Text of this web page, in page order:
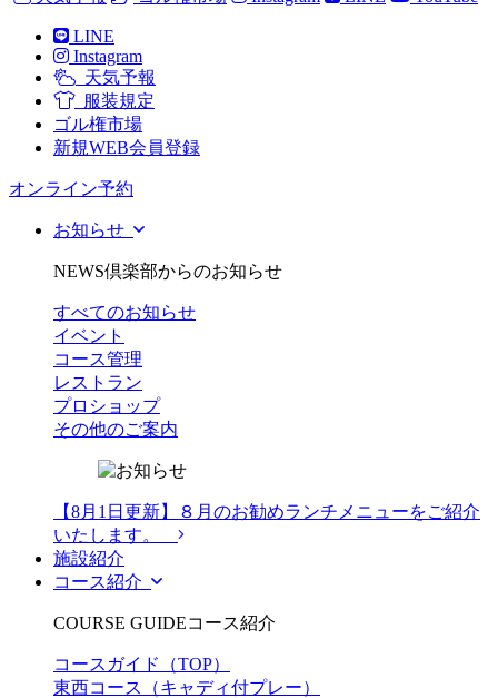
LINE
Instagram
天気予報
服装規定
ゴル権市場
新規WEB会員登録
オンライン予約
お知らせ
NEWS倶楽部からのお知らせ
すべてのお知らせ
イベント
コース管理
レストラン
プロショップ
その他のご案内
【8月1日更新】８月のお勧めランチメニューをご紹介
いたします。
施設紹介
コース紹介
COURSE GUIDEコース紹介
コースガイド（TOP）
東西コース（キャディ付プレー）